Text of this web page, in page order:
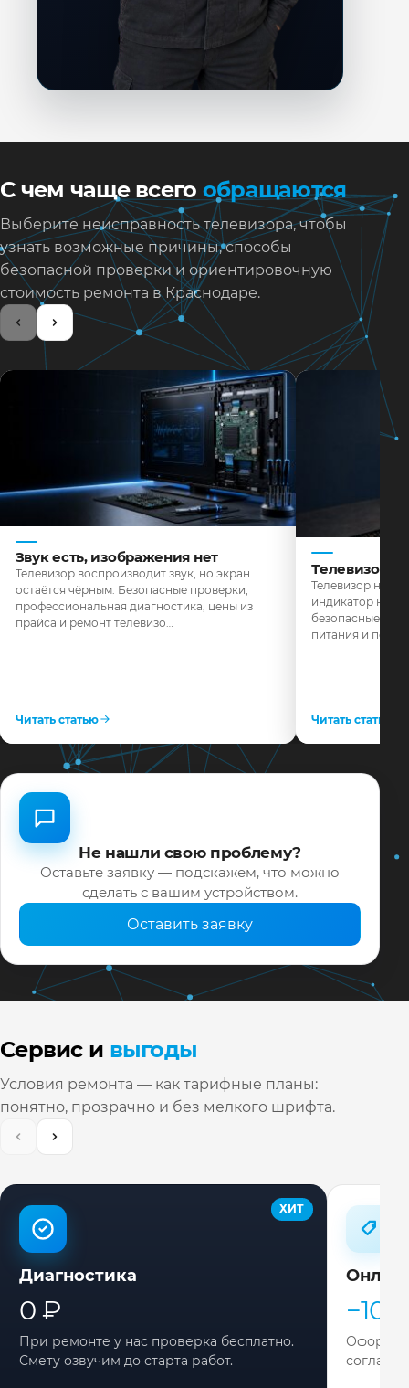
С чем чаще всего обращаются
Выберите неисправность телевизора, чтобы
узнать возможные причины, способы
безопасной проверки и ориентировочную
стоимость ремонта в Краснодаре.
Звук есть, изображения нет
Телевизор воспроизводит звук, но экран
остаётся чёрным. Безопасные проверки,
профессиональная диагностика, цены из
прайса и ремонт телевизо…
Читать статью
Телевизор
Телевизор не
индикатор не
безопасные
питания и
Читать статью
Не нашли свою проблему?
Оставьте заявку — подскажем, что можно
сделать с вашим устройством.
Оставить заявку
Сервис и выгоды
Условия ремонта — как тарифные планы:
понятно, прозрачно и без мелкого шрифта.
ХИТ
Диагностика
0 ₽
При ремонте у нас проверка бесплатно.
Смету озвучим до старта работ.
−10%